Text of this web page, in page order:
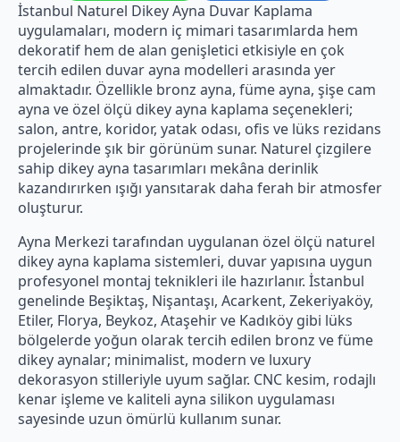
İstanbul Naturel Dikey Ayna Duvar Kaplama
uygulamaları, modern iç mimari tasarımlarda hem
dekoratif hem de alan genişletici etkisiyle en çok
tercih edilen duvar ayna modelleri arasında yer
almaktadır. Özellikle bronz ayna, füme ayna, şişe cam
ayna ve özel ölçü dikey ayna kaplama seçenekleri;
salon, antre, koridor, yatak odası, ofis ve lüks rezidans
projelerinde şık bir görünüm sunar. Naturel çizgilere
sahip dikey ayna tasarımları mekâna derinlik
kazandırırken ışığı yansıtarak daha ferah bir atmosfer
oluşturur.
Ayna Merkezi tarafından uygulanan özel ölçü naturel
dikey ayna kaplama sistemleri, duvar yapısına uygun
profesyonel montaj teknikleri ile hazırlanır. İstanbul
genelinde Beşiktaş, Nişantaşı, Acarkent, Zekeriyaköy,
Etiler, Florya, Beykoz, Ataşehir ve Kadıköy gibi lüks
bölgelerde yoğun olarak tercih edilen bronz ve füme
dikey aynalar; minimalist, modern ve luxury
dekorasyon stilleriyle uyum sağlar. CNC kesim, rodajlı
kenar işleme ve kaliteli ayna silikon uygulaması
sayesinde uzun ömürlü kullanım sunar.